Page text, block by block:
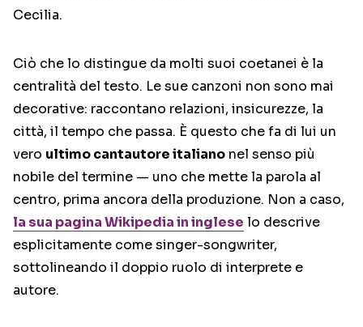
Cecilia.
Ciò che lo distingue da molti suoi coetanei è la
centralità del testo. Le sue canzoni non sono mai
decorative: raccontano relazioni, insicurezze, la
città, il tempo che passa. È questo che fa di lui un
vero ultimo cantautore italiano nel senso più
nobile del termine — uno che mette la parola al
centro, prima ancora della produzione. Non a caso,
la sua pagina Wikipedia in inglese lo descrive
esplicitamente come singer-songwriter,
sottolineando il doppio ruolo di interprete e
autore.